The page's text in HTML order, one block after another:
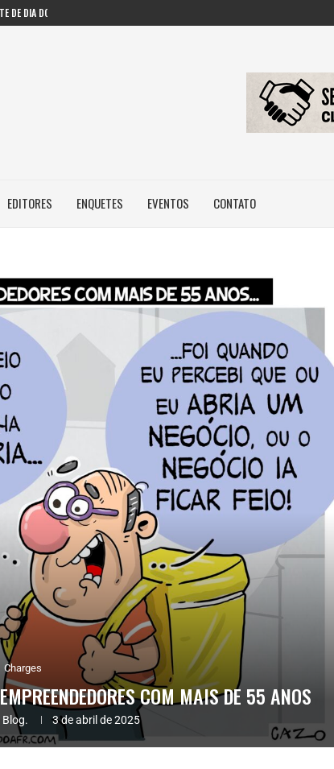
DE DIA DOS...
EDITORES ENQUETES EVENTOS CONTATO
Charges
COM MAIS DE 55 ANOS
3 de abril de 2025